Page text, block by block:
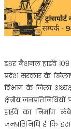
इधर नैशनल हाईवे 109
प्रदेश सरकार के
विभाग के जिला
क्षेत्रीय
हाईवे का
जनप्रतिनिधि है कि